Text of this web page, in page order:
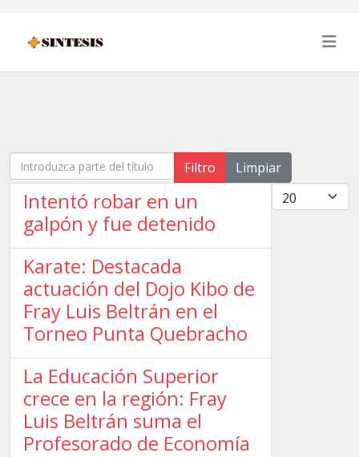
Introduzca parte del título Filtro
Limpiar
Cantidad
Intentó robar en un
galpón y fue detenido
Karate: Destacada
actuación del Dojo Kibo de
Fray Luis Beltrán en el
Torneo Punta Quebracho
La Educación Superior
crece en la región: Fray
Luis Beltrán suma el
Profesorado de Economía